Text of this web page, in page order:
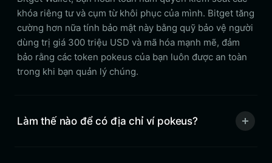
khóa riêng tư và cụm từ khôi phục của mình. Bitget tăng
cường hơn nữa tính bảo mật này bằng quỹ bảo vệ người
dùng trị giá 300 triệu USD và mã hóa mạnh mẽ, đảm
bảo rằng các token pokeus của bạn luôn được an toàn
trong khi bạn quản lý chúng.
Làm thế nào để có địa chỉ ví pokeus?